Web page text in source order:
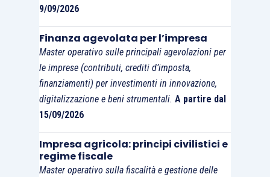
9/09/2026
Finanza agevolata per l’impresa
Master operativo sulle principali agevolazioni per
le imprese (contributi, crediti d’imposta,
finanziamenti) per investimenti in innovazione,
digitalizzazione e beni strumentali. A partire dal
15/09/2026
Impresa agricola: principi civilistici e
regime fiscale
Master operativo sulla fiscalità e gestione delle